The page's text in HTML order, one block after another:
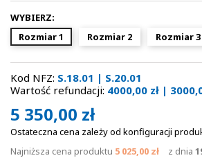
WYBIERZ:
Rozmiar 1
Rozmiar 2 Rozmiar 3
Kod NFZ: S.18.01 | S.20.01
Wartość refundacji: 4000,00 zł |
5 350,00 zł
Ostateczna cena zależy od konfiguracji
Najniższa cena produktu 5 025,00 zł z dnia